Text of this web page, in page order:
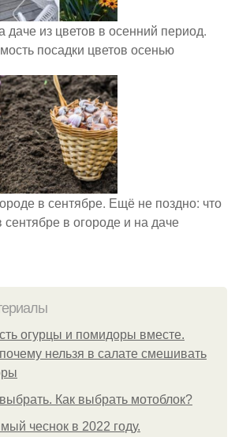
даче из цветов в осенний период.
посадки цветов осенью
в сентябре. Ещё не поздно: что
сентябре в огороде и на даче
огурцы и помидоры вместе.
нельзя в салате смешивать
Как выбрать мотоблок?
чеснок в 2022 году.